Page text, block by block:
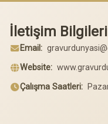
İletişim Bilgileri
Email:
Website:
Çalışma Saatleri: